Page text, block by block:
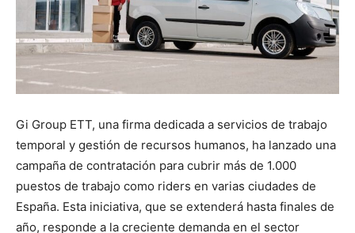
Gi Group ETT, una firma dedicada a servicios de trabajo
temporal y gestión de recursos humanos, ha lanzado una
campaña de contratación para cubrir más de 1.000
puestos de trabajo como riders en varias ciudades de
España. Esta iniciativa, que se extenderá hasta finales de
año, responde a la creciente demanda en el sector